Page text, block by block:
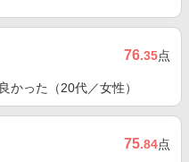
76.35点
かった（20代／女性）
75.84点